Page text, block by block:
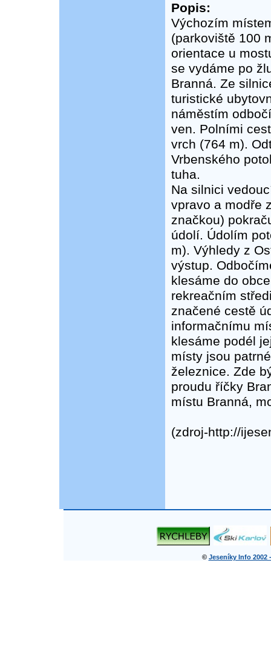
Popis:
Výchozím
(parkoviště 100
orientace u
se vydáme po
Branná. Ze
turistické
náměstím
ven. Polními
vrch (764 m).
Vrbenského
tuha.
Na silnici
vpravo a modře
značkou)
údolí. Údolím
m). Výhledy z
výstup.
klesáme do
rekreačním
značené cestě
informačnímu
klesáme podél
místy jsou
železnice. Zde
proudu říčky
místu Branná,
(zdroj-http://
© Jeseníky Info 2002